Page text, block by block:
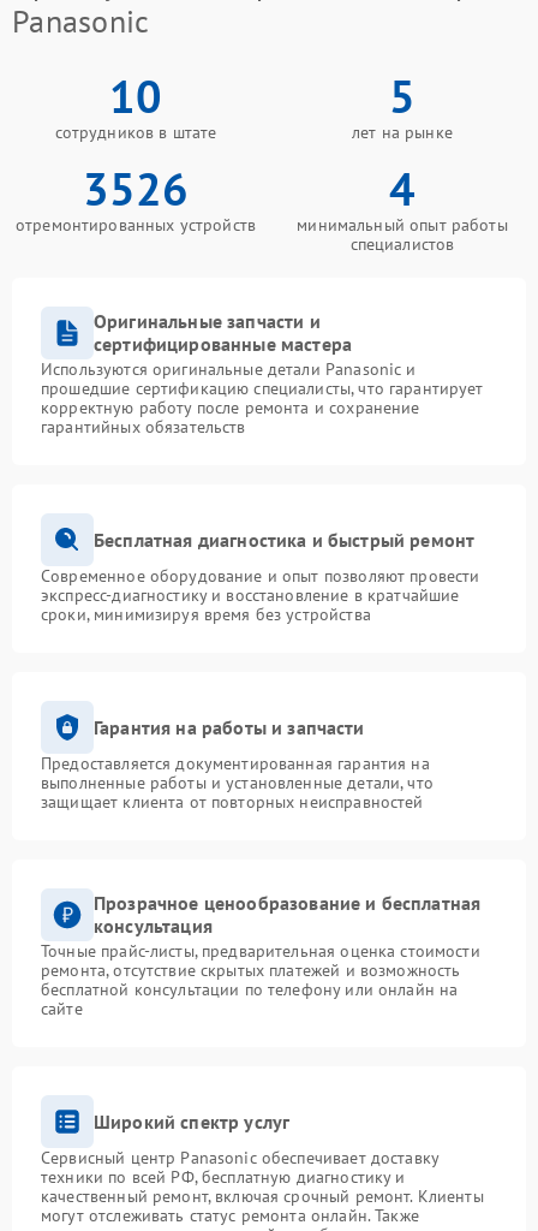
Panasonic
10
сотрудников в штате
5
лет на рынке
3526
отремонтированных устройств
4
минимальный опыт работы
специалистов
Оригинальные запчасти и
сертифицированные мастера
Используются оригинальные детали Panasonic и
прошедшие сертификацию специалисты, что гарантирует
корректную работу после ремонта и сохранение
гарантийных обязательств
Бесплатная диагностика и быстрый ремонт
Современное оборудование и опыт позволяют провести
экспресс-диагностику и восстановление в кратчайшие
сроки, минимизируя время без устройства
Гарантия на работы и запчасти
Предоставляется документированная гарантия на
выполненные работы и установленные детали, что
защищает клиента от повторных неисправностей
Прозрачное ценообразование и бесплатная
консультация
Точные прайс-листы, предварительная оценка стоимости
ремонта, отсутствие скрытых платежей и возможность
бесплатной консультации по телефону или онлайн на
сайте
Широкий спектр услуг
Сервисный центр Panasonic обеспечивает доставку
техники по всей РФ, бесплатную диагностику и
качественный ремонт, включая срочный ремонт. Клиенты
могут отслеживать статус ремонта онлайн. Также